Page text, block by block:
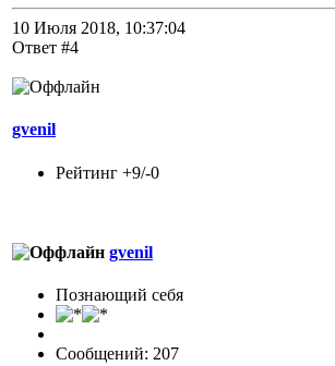
10 Июля 2018, 10:37:04
Ответ #4
gvenil
Рейтинг +9/-0
gvenil
Познающий себя
Сообщений: 207